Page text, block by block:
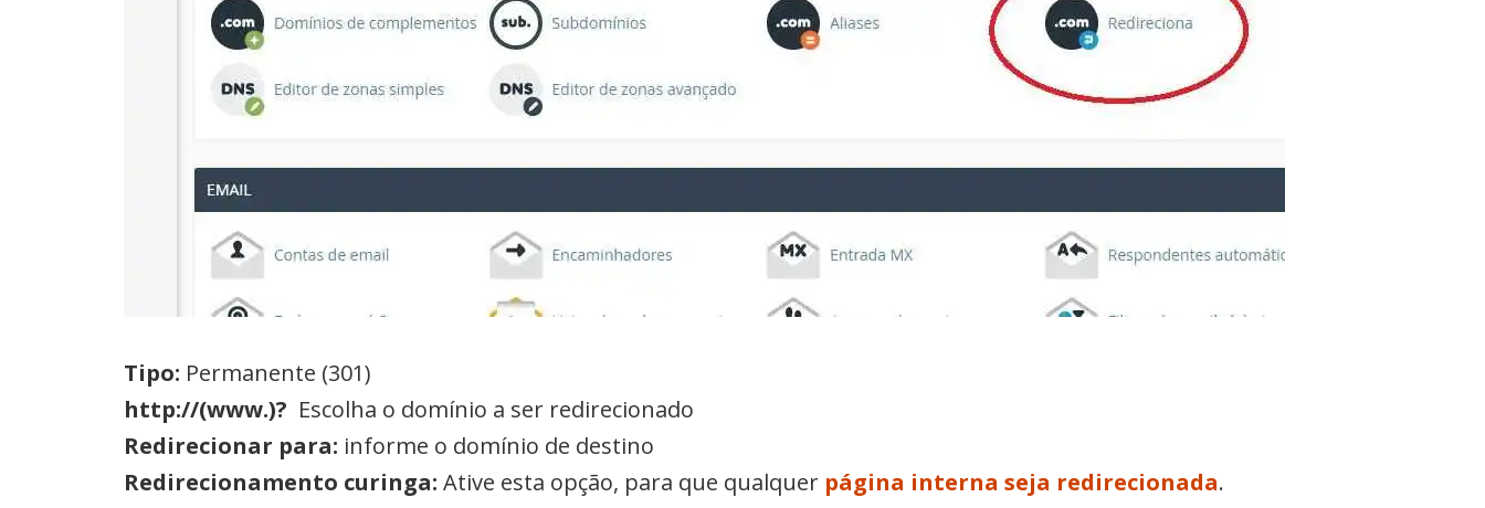
Tipo: Permanente (301)
http://(www.)? Escolha o domínio a ser redirecionado
Redirecionar para: informe o domínio de destino
Redirecionamento curinga: Ative esta opção, para que qualquer página interna seja redirecionada.